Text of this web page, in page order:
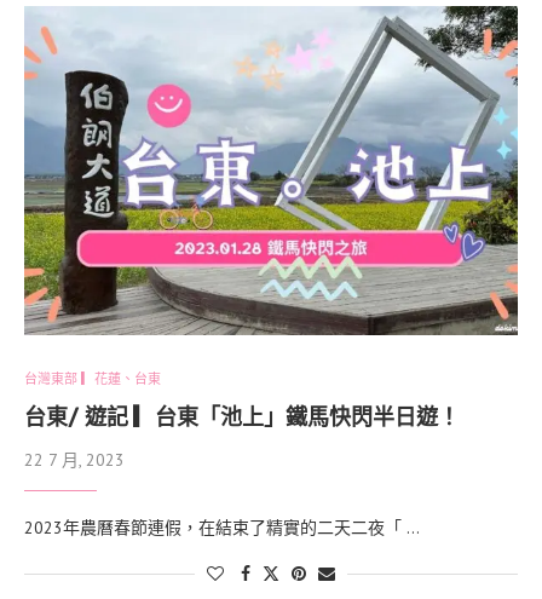
台灣東部 ▎花蓮、台東
台東/ 遊記 ▎台東「池上」鐵馬快閃半日遊！
22 7 月, 2023
2023年農曆春節連假，在結束了精實的二天二夜「 …